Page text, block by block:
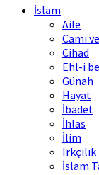
İslam
Aile
Cami
Cihad
Ehl-i
Günah
Hayat
İbadet
İhlas
İlim
Irkçılık
İslam